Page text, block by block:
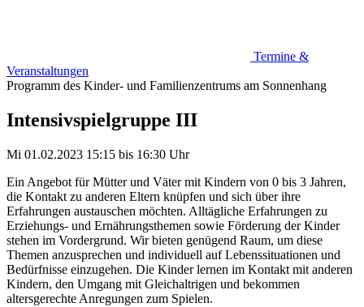
Termine &
Veranstaltungen
Programm des Kinder- und Familienzentrums am Sonnenhang
Intensivspielgruppe III
Mi 01.02.2023 15:15 bis 16:30 Uhr
Ein Angebot für Mütter und Väter mit Kindern von 0 bis 3 Jahren,
die Kontakt zu anderen Eltern knüpfen und sich über ihre
Erfahrungen austauschen möchten. Alltägliche Erfahrungen zu
Erziehungs- und Ernährungsthemen sowie Förderung der Kinder
stehen im Vordergrund. Wir bieten genügend Raum, um diese
Themen anzusprechen und individuell auf Lebenssituationen und
Bedürfnisse einzugehen. Die Kinder lernen im Kontakt mit anderen
Kindern, den Umgang mit Gleichaltrigen und bekommen
altersgerechte Anregungen zum Spielen.